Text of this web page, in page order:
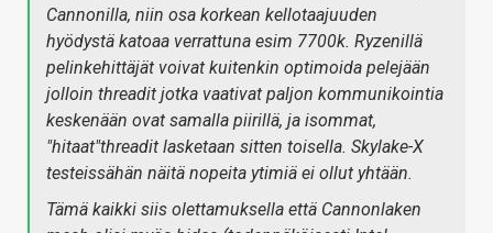
Cannonilla, niin osa korkean kellotaajuuden
hyödystä katoaa verrattuna esim 7700k. Ryzenillä
pelinkehittäjät voivat kuitenkin optimoida pelejään
jolloin threadit jotka vaativat paljon kommunikointia
keskenään ovat samalla piirillä, ja isommat,
"hitaat"threadit lasketaan sitten toisella. Skylake-X
testeissähän näitä nopeita ytimiä ei ollut yhtään.
Tämä kaikki siis olettamuksella että Cannonlaken